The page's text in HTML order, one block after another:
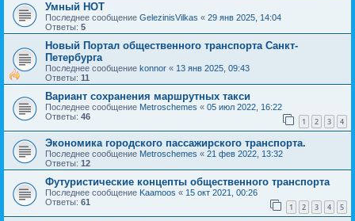
Умный НОТ
Последнее сообщение GelezinisVilkas « 29 янв 2025, 14:04
Ответы: 5
Новый Портал общественного транспорта Санкт-
Петербурга
Последнее сообщение konnor « 13 янв 2025, 09:43
Ответы: 11
Вариант сохранения маршрутных такси
Последнее сообщение Metroschemes « 05 июл 2022, 16:22
Ответы: 46 1 2 3 4
Экономика городского пассажирского транспорта.
Последнее сообщение Metroschemes « 21 фев 2022, 13:32
Ответы: 12
Футуристические концепты общественного транспорта
Последнее сообщение Kaamoos « 15 окт 2021, 00:26
Ответы: 61 1 2 3 4 5